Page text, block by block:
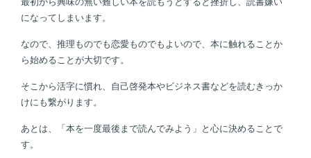
になってしまいます。
なので、推理ものでも恋愛ものでもよいので、本に触れることか
ら始めることが大切です。
そこから活字に慣れ、自己啓発本やビジネス書などを読むきっか
けにも繋がります。
あとは、「本を一度最後まで読んでみよう」と心に決めることで
す。